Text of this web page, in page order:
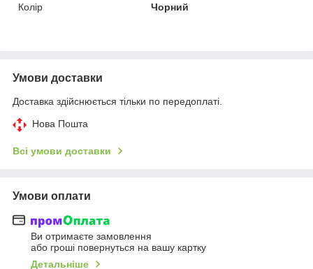
Колір
Чорний
Умови доставки
Доставка здійснюється тільки по передоплаті.
Нова Пошта
Всі умови доставки
Умови оплати
Ви отримаєте замовлення
або гроші повернуться на вашу картку
Детальніше